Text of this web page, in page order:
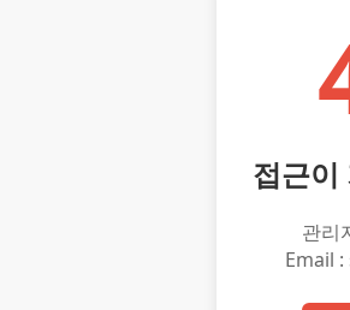
접근이
관리
Email